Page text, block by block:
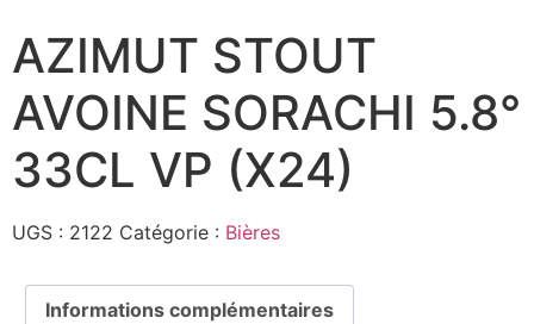
AZIMUT STOUT
AVOINE SORACHI 5.8°
33CL VP (X24)
UGS : 2122 Catégorie : Bières
Informations complémentaires